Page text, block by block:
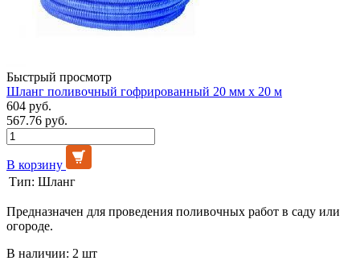
Быстрый просмотр
Шланг поливочный гофрированный 20 мм х 20 м
604 руб.
567.76 руб.
В корзину
Тип: Шланг
Предназначен для проведения поливочных работ в саду или
огороде.
В наличии: 2 шт